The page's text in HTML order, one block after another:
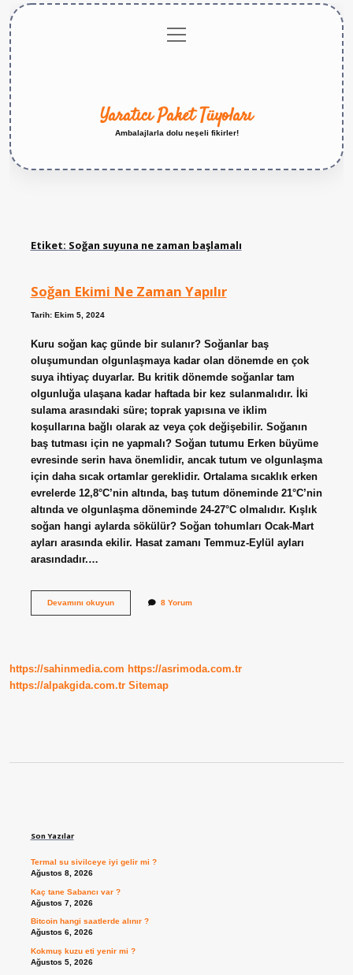
menüyü
aç
Yaratıcı Paket Tüyoları
Ambalajlarla dolu neşeli fikirler!
Etiket: Soğan suyuna ne zaman başlamalı
Soğan Ekimi Ne Zaman Yapılır
Tarih: Ekim 5, 2024
Kuru soğan kaç günde bir sulanır? Soğanlar baş
oluşumundan olgunlaşmaya kadar olan dönemde en çok
suya ihtiyaç duyarlar. Bu kritik dönemde soğanlar tam
olgunluğa ulaşana kadar haftada bir kez sulanmalıdır. İki
sulama arasındaki süre; toprak yapısına ve iklim
koşullarına bağlı olarak az veya çok değişebilir. Soğanın
baş tutması için ne yapmalı? Soğan tutumu Erken büyüme
evresinde serin hava önemlidir, ancak tutum ve olgunlaşma
için daha sıcak ortamlar gereklidir. Ortalama sıcaklık erken
evrelerde 12,8°C’nin altında, baş tutum döneminde 21°C’nin
altında ve olgunlaşma döneminde 24-27°C olmalıdır. Kışlık
soğan hangi aylarda sökülür? Soğan tohumları Ocak-Mart
ayları arasında ekilir. Hasat zamanı Temmuz-Eylül ayları
arasındadır.…
Devamını okuyunSoğan
8 Yorum
https://sahinmedia.com https://asrimoda.com.tr
https://alpakgida.com.tr Sitemap
Son Yazılar
Termal su sivilceye iyi gelir mi ?
Ağustos 8, 2026
Kaç tane Sabancı var ?
Ağustos 7, 2026
Bitcoin hangi saatlerde alınır ?
Ağustos 6, 2026
Kokmuş kuzu eti yenir mi ?
Ağustos 5, 2026